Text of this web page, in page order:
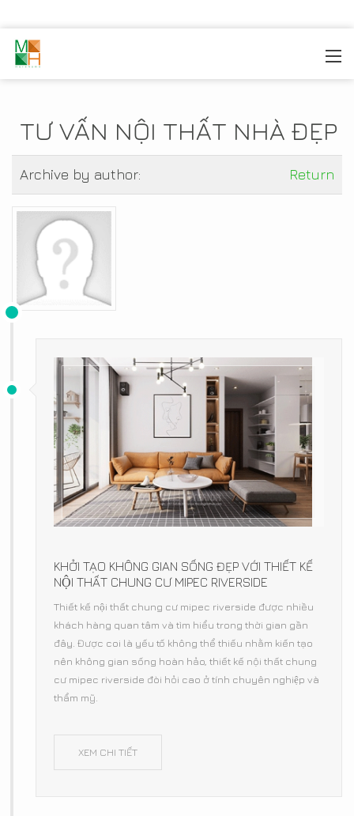
TƯ VẤN NỘI THẤT NHÀ ĐẸP
Archive by author: Return
KHỞI TẠO KHÔNG GIAN SỐNG ĐẸP VỚI THIẾT KẾ
NỘI THẤT CHUNG CƯ MIPEC RIVERSIDE
Thiết kế nội thất chung cư mipec riverside được nhiều
khách hàng quan tâm và tìm hiểu trong thời gian gần
đây. Được coi là yếu tố không thể thiếu nhằm kiến tạo
nên không gian sống hoàn hảo, thiết kế nội thất chung
cư mipec riverside đòi hỏi cao ở tính chuyên nghiệp và
thẩm mỹ.
XEM CHI TIẾT